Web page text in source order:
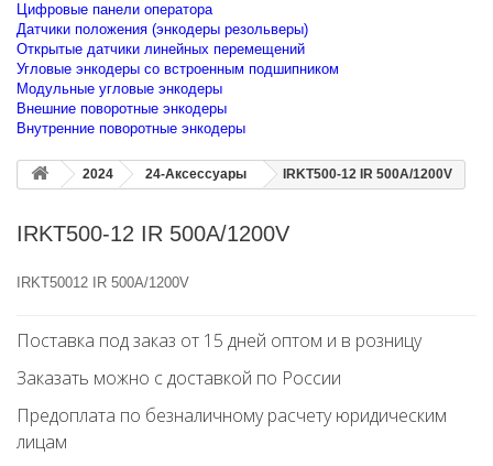
Цифровые панели оператора
Датчики положения (энкодеры резольверы)
Открытые датчики линейных перемещений
Угловые энкодеры со встроенным подшипником
Модульные угловые энкодеры
Внешние поворотные энкодеры
Внутренние поворотные энкодеры
2024 24-Аксессуары IRKT500-12 IR 500A/1200V
IRKT500-12 IR 500A/1200V
IRKT50012 IR 500A/1200V
Поставка под заказ от 15 дней оптом и в розницу
Заказать можно с доставкой по России
Предоплата по безналичному расчету юридическим
лицам